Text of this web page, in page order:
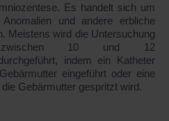
Es handelt sich um
und andere erbliche
Meistens wird die Untersuchung
zwischen 10 und 12
indem ein Katheter
eingeführt oder eine
Gebärmutter gespritzt wird.